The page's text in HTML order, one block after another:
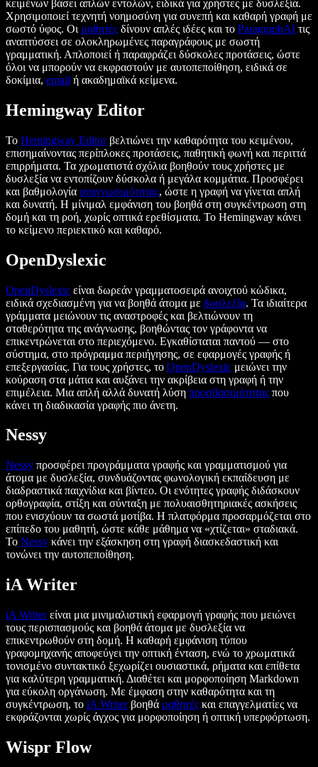
κειμένων βάσει απλών εντολών, ειδικά για χρήστες με δυσλεξία.
Χρησιμοποιεί τεχνητή νοημοσύνη για συνεπή και καθαρή γραφή με
σωστό ύφος. Οι μαθητές δίνουν απλές ιδέες και το ParagraphAI τις
αναπτύσσει σε ολοκληρωμένες παραγράφους με σωστή
γραμματική. Απλοποιεί ή παραφράζει δύσκολες προτάσεις, ώστε
όλοι να μπορούν να εκφραστούν με αυτοπεποίθηση, ειδικά σε
δοκίμια, email ή ακαδημαϊκά κείμενα.
Hemingway Editor
Το Hemingway Editorβελτιώνει την καθαρότητα του κειμένου,
επισημαίνοντας περίπλοκες προτάσεις, παθητική φωνή και περιττά
επιρρήματα. Τα χρωματιστά σχόλια βοηθούν τους χρήστες με
δυσλεξία να εντοπίζουν δύσκολα ή μεγάλα κομμάτια. Προσφέρει
και βαθμολογία αναγνωσιμότητας, ώστε η γραφή να γίνεται απλή
και δυνατή. Η μίνιμαλ εμφάνιση του βοηθά στη συγκέντρωση στη
δομή και τη ροή, χωρίς οπτικά ερεθίσματα. Το Hemingway κάνει
το κείμενο περιεκτικό και καθαρό.
OpenDyslexic
OpenDyslexic είναι δωρεάν γραμματοσειρά ανοιχτού κώδικα,
ειδικά σχεδιασμένη για να βοηθά άτομα με δυσλεξία. Τα ιδιαίτερα
γράμματα μειώνουν τις αναστροφές και βελτιώνουν τη
σταθερότητα της ανάγνωσης, βοηθώντας τον γράφοντα να
επικεντρώνεται στο περιεχόμενο. Εγκαθίσταται παντού — στο
σύστημα, στο πρόγραμμα περιήγησης, σε εφαρμογές γραφής ή
επεξεργασίας. Για τους χρήστες, το OpenDyslexic μειώνει την
κούραση στα μάτια και αυξάνει την ακρίβεια στη γραφή ή την
επιμέλεια. Μια απλή αλλά δυνατή λύση προσβασιμότητας που
κάνει τη διαδικασία γραφής πιο άνετη.
Nessy
Nessy προσφέρει προγράμματα γραφής και γραμματισμού για
άτομα με δυσλεξία, συνδυάζοντας φωνολογική εκπαίδευση με
διαδραστικά παιχνίδια και βίντεο. Οι ενότητες γραφής διδάσκουν
ορθογραφία, στίξη και σύνταξη με πολυαισθητηριακές ασκήσεις
που ενισχύουν τα σωστά μοτίβα. Η πλατφόρμα προσαρμόζεται στο
επίπεδο του μαθητή, ώστε κάθε μάθημα να «χτίζεται» σταδιακά.
Το Nessy κάνει την εξάσκηση στη γραφή διασκεδαστική και
τονώνει την αυτοπεποίθηση.
iA Writer
iA Writerείναι μια μινιμαλιστική εφαρμογή γραφής που μειώνει
τους περισπασμούς και βοηθά άτομα με δυσλεξία να
επικεντρωθούν στη δομή. Η καθαρή εμφάνιση τύπου
γραφομηχανής αποφεύγει την οπτική ένταση, ενώ το χρωματικά
τονισμένο συντακτικό ξεχωρίζει ουσιαστικά, ρήματα και επίθετα
για καλύτερη γραμματική. Διαθέτει και μορφοποίηση Markdown
για εύκολη οργάνωση. Με έμφαση στην καθαρότητα και τη
συγκέντρωση, το iA Writerβοηθά μαθητές και επαγγελματίες να
εκφράζονται χωρίς άγχος για μορφοποίηση ή οπτική υπερφόρτωση.
Wispr Flow